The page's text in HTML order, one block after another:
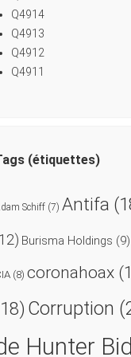
Q4914
Q4913
Q4912
Q4911
(étiquettes)
Schiff (7) Antifa
Burisma Holdings (9)
(8) coronahoax
Corruption
Hunter